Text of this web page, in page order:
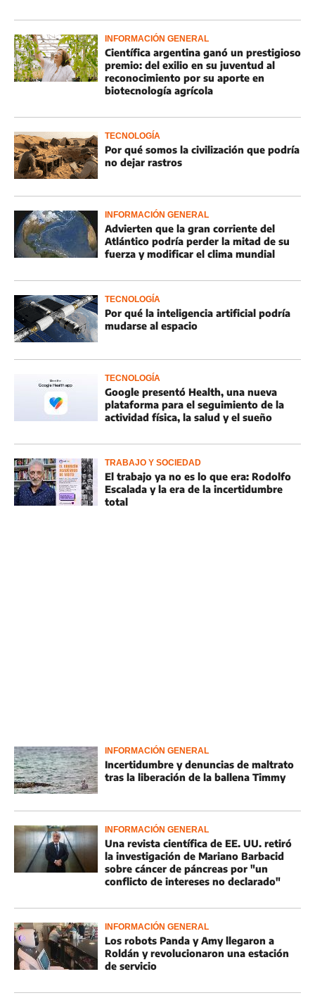
INFORMACIÓN GENERAL
Científica argentina ganó un prestigioso
premio: del exilio en su juventud al
reconocimiento por su aporte en
biotecnología agrícola
TECNOLOGÍA
Por qué somos la civilización que podría
no dejar rastros
INFORMACIÓN GENERAL
Advierten que la gran corriente del
Atlántico podría perder la mitad de su
fuerza y modificar el clima mundial
TECNOLOGÍA
Por qué la inteligencia artificial podría
mudarse al espacio
TECNOLOGÍA
Google presentó Health, una nueva
plataforma para el seguimiento de la
actividad física, la salud y el sueño
TRABAJO Y SOCIEDAD
El trabajo ya no es lo que era: Rodolfo
Escalada y la era de la incertidumbre
total
INFORMACIÓN GENERAL
Incertidumbre y denuncias de maltrato
tras la liberación de la ballena Timmy
INFORMACIÓN GENERAL
Una revista científica de EE. UU. retiró
la investigación de Mariano Barbacid
sobre cáncer de páncreas por "un
conflicto de intereses no declarado"
INFORMACIÓN GENERAL
Los robots Panda y Amy llegaron a
Roldán y revolucionaron una estación
de servicio